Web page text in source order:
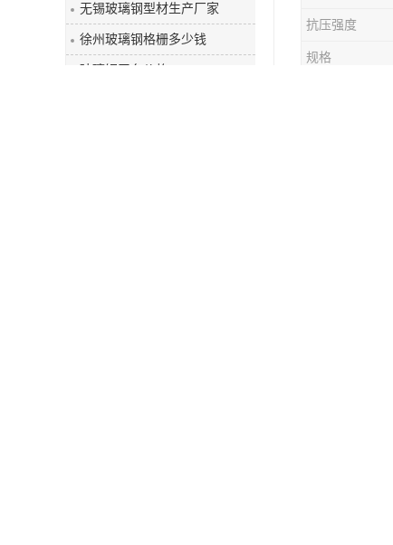
无锡玻璃钢型材生产厂家
徐州玻璃钢格栅多少钱
抗压强度
规格